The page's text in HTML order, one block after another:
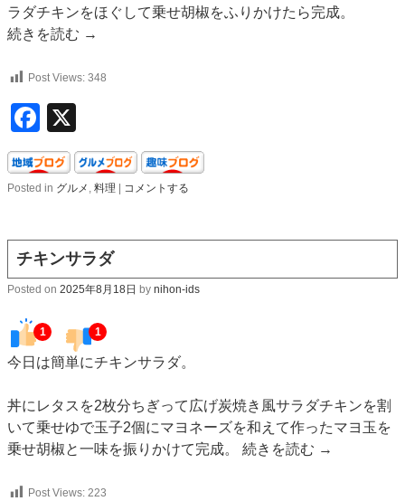
ラダチキンをほぐして乗せ胡椒をふりかけたら完成。
続きを読む →
Post Views: 348
Facebook
Posted in グルメ , 料理 コメントする
チキンサラダ
Posted on 2025年8月18日 by nihon-ids
1 1
今日は簡単にチキンサラダ。
丼にレタスを2枚分ちぎって広げ炭焼き風サラダチキンを割
いて乗せゆで玉子2個にマヨネーズを和えて作ったマヨ玉を
乗せ胡椒と一味を振りかけて完成。 続きを読む →
Post Views: 223